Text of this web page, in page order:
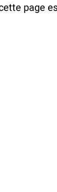
page